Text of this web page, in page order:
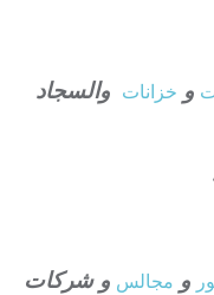
و خزانات والسجاد
و مجالس و شركات